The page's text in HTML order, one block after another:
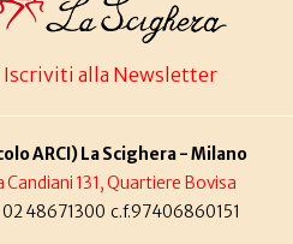
Iscriviti alla Newsletter
ARCI) La Scighera - Milano
Candiani 131, Quartiere Bovisa
02 48671300 c.f.97406860151